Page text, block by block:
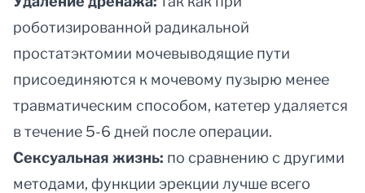
роботизированной радикальной
простатэктомии мочевыводящие пути
присоединяются к мочевому пузырю менее
травматическим способом, катетер удаляется
в течение 5-6 дней после операции.
Сексуальная жизнь: по сравнению с другими
методами, функции эрекции лучше всего